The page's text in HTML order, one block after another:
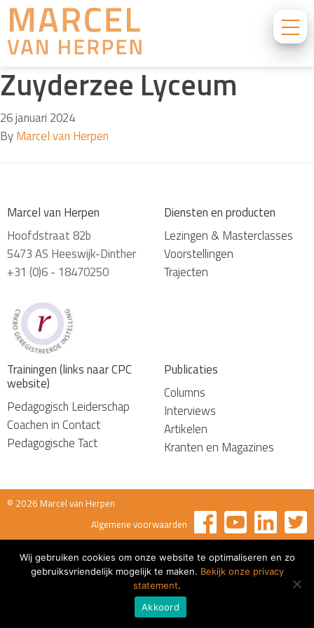
Zuyderzee Lyceum
26 januari 2024
ByMarcel van Herpen
Marcel van Herpen
Hoofdstraat 82b
5473 AS Heeswijk-Dinther
+31 (0)6 - 18470250
Diensten en producten
Lezingen & Masterclasses
Voorstellingen
Trajecten
Trainingen (links naar CPC
website)
Pedagogisch Leiderschap
Coachen in Contact
Pedagogische Tact
Publicaties
Columns
Interviews
Artikelen
Kranten en Magazines
© 2026 Marcel van Herpen
Algemene voorwaarden
Wij gebruiken cookies om onze website te optimaliseren en zo
gebruiksvriendelijk mogelijk te maken. Bekijk onze privacy
statement.
Akkoord